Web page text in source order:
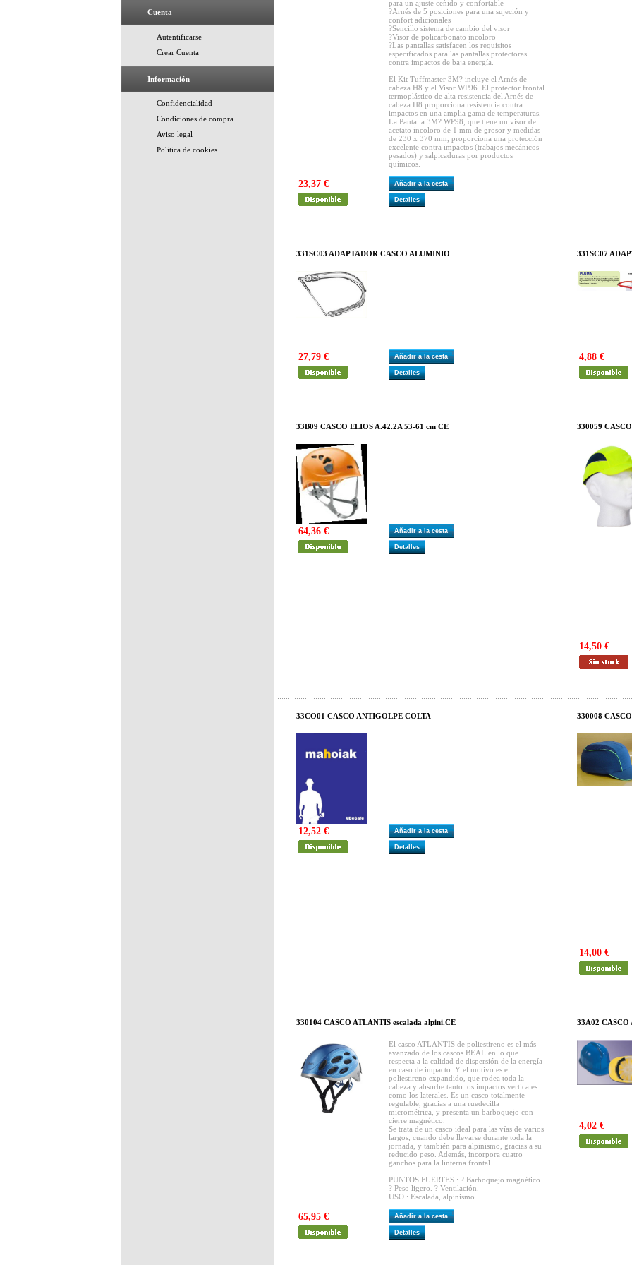
Cuenta
Autentificarse
Crear Cuenta
Información
Confidencialidad
Condiciones de compra
Aviso legal
Politica de cookies
para un ajuste ceñido y confortable
?Arnés de 5 posiciones para una sujeción y
confort adicionales
?Sencillo sistema de cambio del visor
?Visor de policarbonato incoloro
?Las pantallas satisfacen los requisitos
especificados para las pantallas protectoras
contra impactos de baja energía.
El Kit Tuffmaster 3M? incluye el Arnés de
cabeza H8 y el Visor WP96. El protector frontal
termoplástico de alta resistencia del Arnés de
cabeza H8 proporciona resistencia contra
impactos en una amplia gama de temperaturas.
La Pantalla 3M? WP98, que tiene un visor de
acetato incoloro de 1 mm de grosor y medidas
de 230 x 370 mm, proporciona una protección
excelente contra impactos (trabajos mecánicos
pesados) y salpicaduras por productos
químicos.
23,37 € Añadir a la cesta
Detalles
331SC03 ADAPTADOR CASCO ALUMINIO
27,79 € Añadir a la cesta
Detalles
331SC07
4,88 €
33B09 CASCO ELIOS A.42.2A 53-61 cm CE
64,36 € Añadir a la cesta
Detalles
330059
14,50 €
33CO01 CASCO ANTIGOLPE COLTA
12,52 € Añadir a la cesta
Detalles
330008
14,00 €
330104 CASCO ATLANTIS escalada alpini.CE
El casco ATLANTIS de poliestireno es el más
avanzado de los cascos BEAL en lo que
respecta a la calidad de dispersión de la energía
en caso de impacto. Y el motivo es el
poliestireno expandido, que rodea toda la
cabeza y absorbe tanto los impactos verticales
como los laterales. Es un casco totalmente
regulable, gracias a una ruedecilla
micrométrica, y presenta un barboquejo con
cierre magnético.
Se trata de un casco ideal para las vías de varios
largos, cuando debe llevarse durante toda la
jornada, y también para alpinismo, gracias a su
reducido peso. Además, incorpora cuatro
ganchos para la linterna frontal.
PUNTOS FUERTES : ? Barboquejo magnético.
? Peso ligero. ? Ventilación.
USO : Escalada, alpinismo.
65,95 € Añadir a la cesta
Detalles
33A02 CASCO
4,02 €